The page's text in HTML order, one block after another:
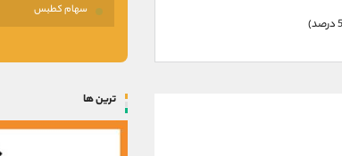
سهام کطبس
ترین ها